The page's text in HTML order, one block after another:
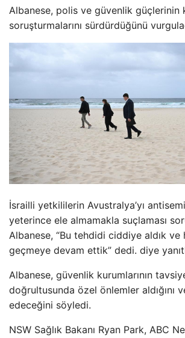
Albanese, polis ve güvenlik güçlerinin
soruşturmalarını sürdürdüğünü
İsrailli yetkililerin Avustralya’yı
yeterince ele almamakla suçlaması
Albanese, “Bu tehdidi ciddiye aldık ve
geçmeye devam ettik” dedi. diye
Albanese, güvenlik kurumlarının
doğrultusunda özel önlemler aldığını
edeceğini söyledi.
NSW Sağlık Bakanı Ryan Park, ABC